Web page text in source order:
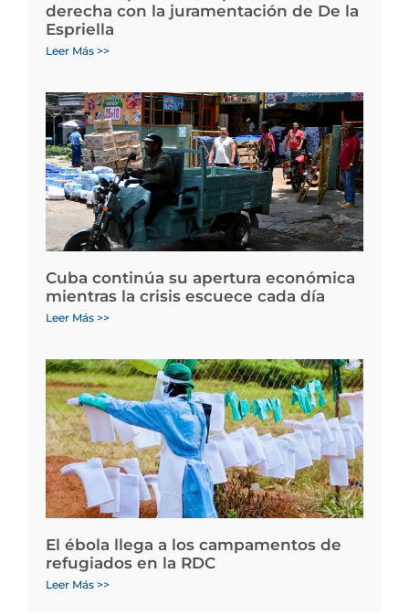
derecha con la juramentación de De la
Espriella
Leer Más >>
Cuba continúa su apertura económica
mientras la crisis escuece cada día
Leer Más >>
El ébola llega a los campamentos de
refugiados en la RDC
Leer Más >>